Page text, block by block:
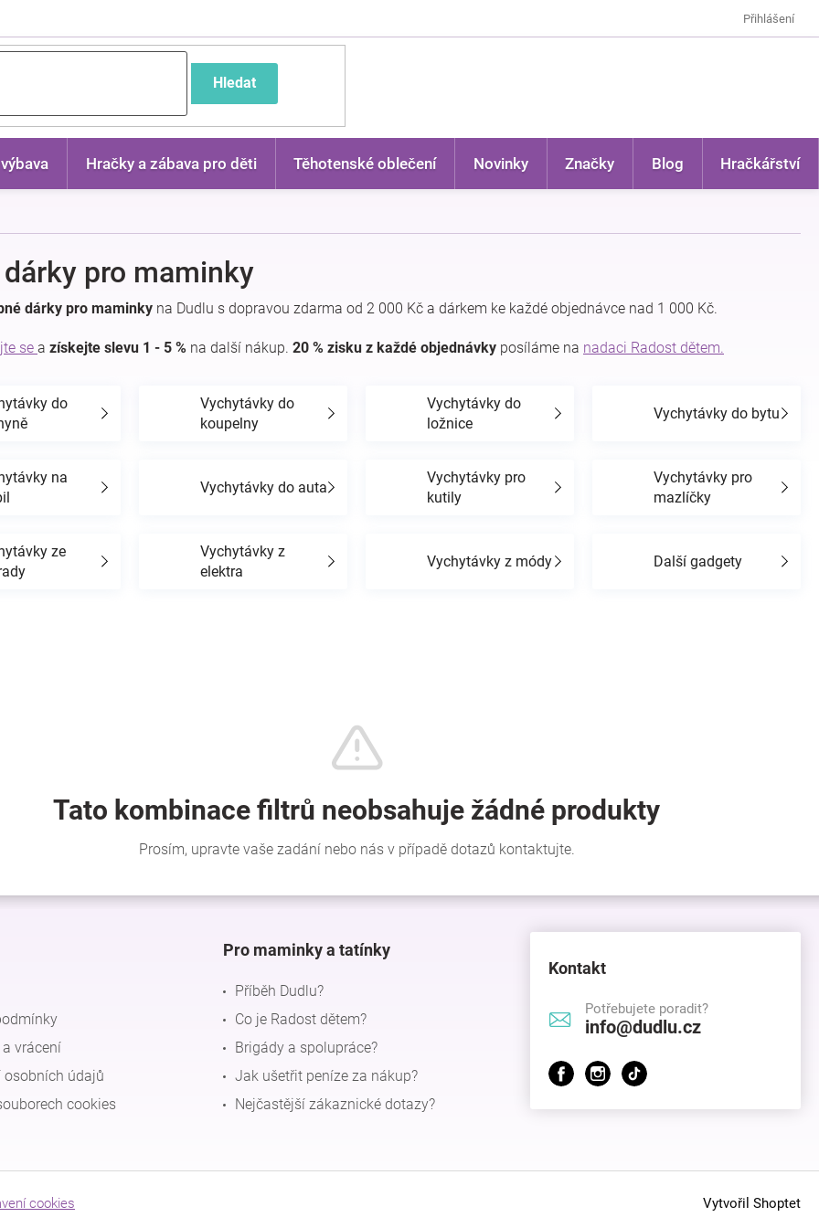
Přihlášení
Hledat
Hračky a zábava pro děti Těhotenské oblečení Novinky Značky Blog Hračkářství
pro maminky
dárky pro maminky na Dudlu s dopravou zdarma od 2 000 Kč a dárkem ke každé objednávce nad 1 000 Kč.
se a získejte slevu 1 - 5 % na další nákup. 20 % zisku z každé objednávky posíláme na nadaci Radost dětem.
do
Vychytávky do
koupelny
Vychytávky do
ložnice
Vychytávky do bytu
na
Vychytávky do auta
Vychytávky pro
kutily
Vychytávky pro
mazlíčky
ze
Vychytávky z
elektra
Vychytávky z módy Další gadgety
vrácení
osobních údajů
cookies
Pro maminky a tatínky
Příběh Dudlu?
Co je Radost dětem?
Brigády a spolupráce?
Jak ušetřit peníze za nákup?
Nejčastější zákaznické dotazy?
Kontakt
Potřebujete poradit?
info@dudlu.cz
Vytvořil Shoptet
cookies